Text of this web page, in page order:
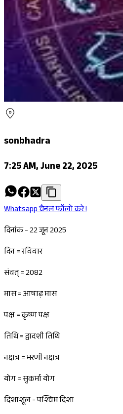
sonbhadra
7:25 AM, June 22, 2025
Whatsapp चैनल फॉलो करे !
दिनांक - 22 जून 2025
दिन = रविवार
संवत् = 2082
मास = आषाढ़ मास
पक्ष = कृष्ण पक्ष
तिथि = द्वादशी तिथि
नक्षत्र = भरणी नक्षत्र
योग = सुकर्मा योग
दिशाशूल - पश्चिम दिशा